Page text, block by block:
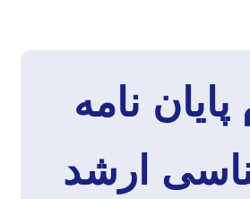
پایان نامه
ارشد